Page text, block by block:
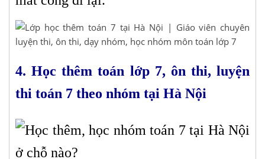
4. Học thêm toán lớp 7, ôn thi, luyện
thi toán 7 theo nhóm tại Hà Nội